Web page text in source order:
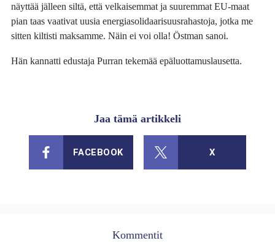
näyttää jälleen siltä, että velkaisemmat ja suuremmat EU-maat
pian taas vaativat uusia energiasolidaarisuusrahastoja, jotka me
sitten kiltisti maksamme. Näin ei voi olla! Östman sanoi.
Hän kannatti edustaja Purran tekemää epäluottamuslausetta.
Jaa tämä artikkeli
FACEBOOK X
Kommentit